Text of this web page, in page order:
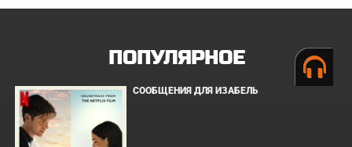
ПОПУЛЯРНОЕ
СООБЩЕНИЯ ДЛЯ ИЗАБЕЛЬ